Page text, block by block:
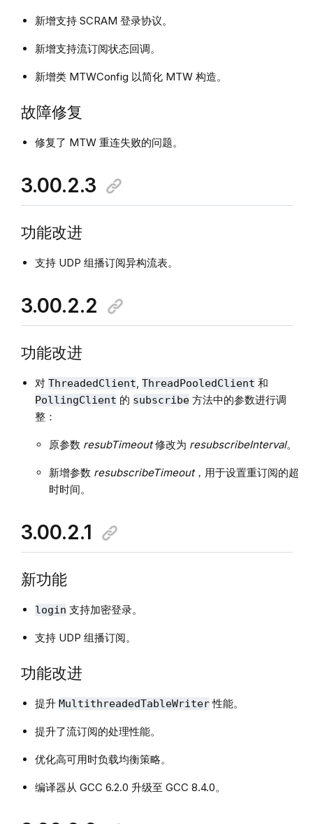
新增支持 SCRAM 登录协议。
新增支持流订阅状态回调。
新增类 MTWConfig 以简化 MTW 构造。
故障修复
修复了 MTW 重连失败的问题。
3.00.2.3
功能改进
支持 UDP 组播订阅异构流表。
3.00.2.2
功能改进
对 ThreadedClient ThreadPooledClient 和
PollingClient 的 subscribe方法中的参数进行调
整：
原参数 resubTimeout修改为 resubscribeInterval。
新增参数 resubscribeTimeout，用于设置重订阅的超
时时间。
3.00.2.1
新功能
login 支持加密登录。
支持 UDP 组播订阅。
功能改进
提升 MultithreadedTableWriter性能。
提升了流订阅的处理性能。
优化高可用时负载均衡策略。
编译器从 GCC 6.2.0 升级至 GCC 8.4.0。